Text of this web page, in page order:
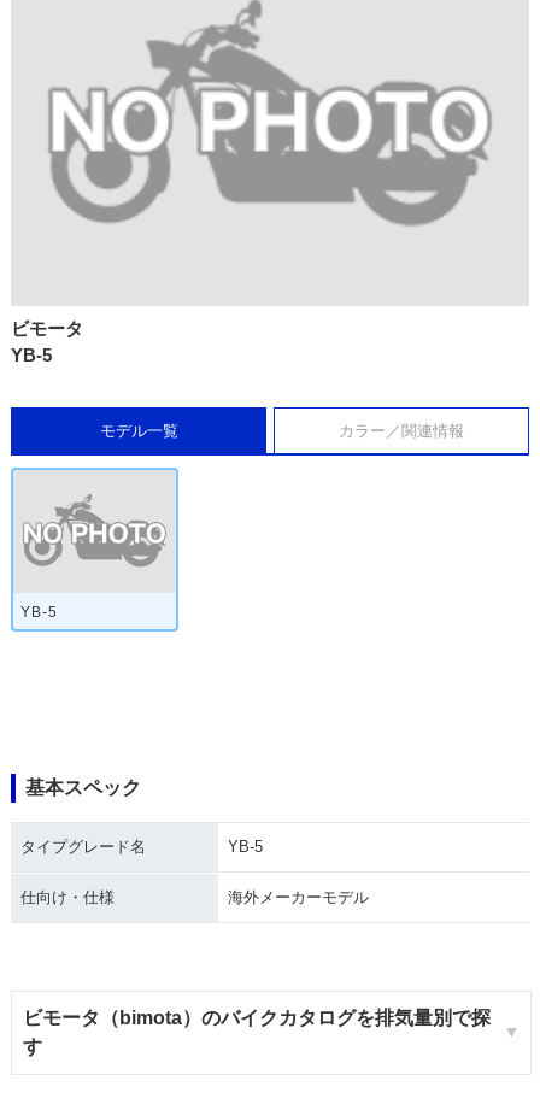
ビモータ
YB-5
モデル一覧 カラー／関連情報
YB-5
基本スペック
タイプグレード名 YB-5
仕向け・仕様 海外メーカーモデル
ビモータ（bimota）のバイクカタログを排気量別で探
す